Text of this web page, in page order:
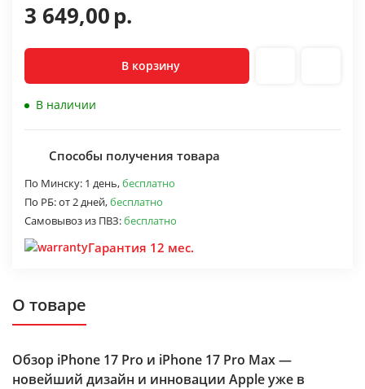
3 649,00р.
В корзину
В наличии
Способы получения товара
По Минску: 1 день,бесплатно
По РБ:от 2 дней,бесплатно
Самовывоз из ПВЗ:бесплатно
Гарантия 12 мес.
О товаре
Обзор iPhone 17 Pro и iPhone 17 Pro Max —
новейший дизайн и инновации Apple уже в